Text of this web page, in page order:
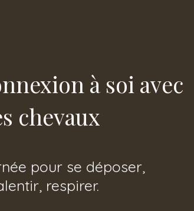
à soi avec
chevaux
pour se déposer,
respirer.